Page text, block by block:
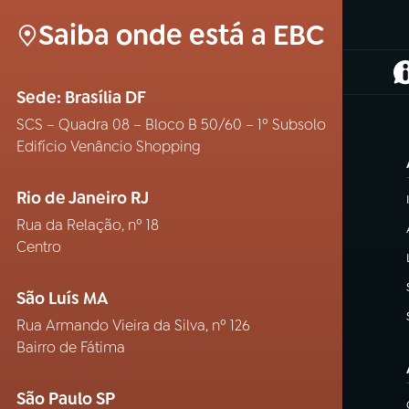
Saiba onde está a EBC
Sede: Brasília DF
SCS – Quadra 08 – Bloco B 50/60 – 1º Subsolo
Edifício Venâncio Shopping
Rio de Janeiro RJ
Rua da Relação, nº 18
Centro
São Luís MA
Rua Armando Vieira da Silva, nº 126
Bairro de Fátima
São Paulo SP